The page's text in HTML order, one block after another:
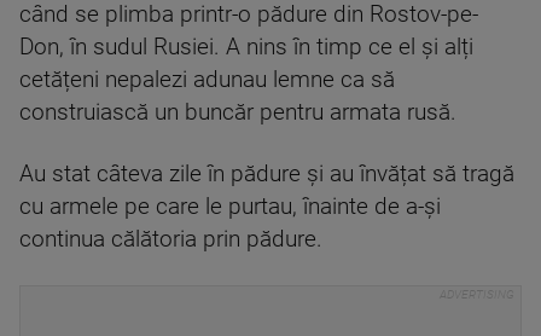
când se plimba printr-o pădure din Rostov-pe-
Don, în sudul Rusiei. A nins în timp ce el și alți
cetățeni nepalezi adunau lemne ca să
construiască un buncăr pentru armata rusă.
Au stat câteva zile în pădure și au învățat să tragă
cu armele pe care le purtau, înainte de a-și
continua călătoria prin pădure.